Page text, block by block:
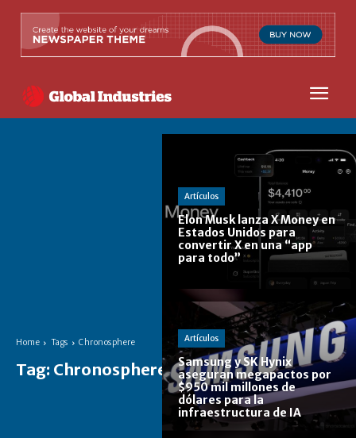
Home Tags Chronosphere
Tag: Chronosphere
Artículos
Elon Musk lanza X Money en
Estados Unidos para
convertir X en una “app
para todo”
Artículos
Samsung y SK Hynix
aseguran megapactos por
$950 mil millones de
dólares para la
infraestructura de IA